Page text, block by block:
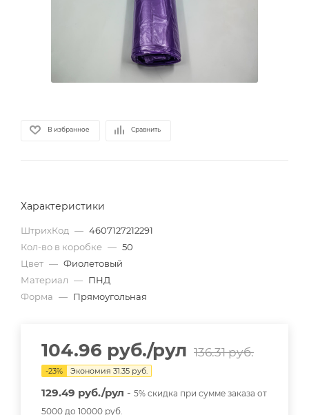
В избранное Сравнить
Характеристики
ШтрихКод — 4607127212291
Кол-во в коробке — 50
Цвет — Фиолетовый
Материал — ПНД
Форма — Прямоугольная
104.96 руб./рул 136.31руб.
-23% Экономия 31.35 руб.
129.49 руб./рул - 5% скидка при сумме заказа от
5000 до 10000 руб.